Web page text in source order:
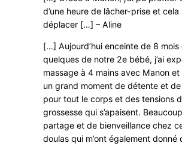
d’une heure de lâcher-prise et cela
déplacer […] – Aline
[…] Aujourd’hui enceinte de 8 mois
quelques de notre 2e bébé, j’ai
massage à 4 mains avec Manon
un grand moment de détente et
pour tout le corps et des tensions
grossesse qui s’apaisent.
partage et de bienveillance chez
doulas qui m’ont également donné